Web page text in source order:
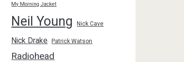
My Morning Jacket
Neil Young Nick Cave
Nick Drake Patrick Watson
Radiohead